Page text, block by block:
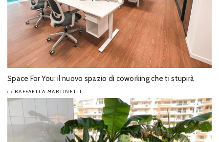
Space For You: il nuovo spazio di coworking che ti stupirà
di RAFFAELLA MARTINETTI